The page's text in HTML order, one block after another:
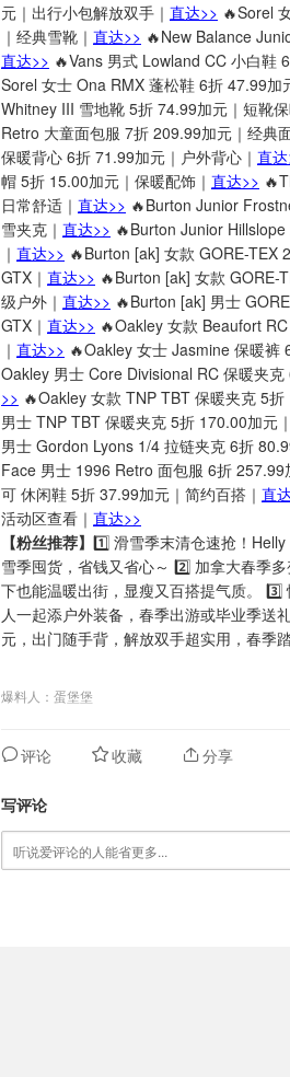
元｜出行小包解放双手｜ 直达>> 🔥Sorel
｜经典雪靴｜ 直达>> 🔥New Balance
直达>> 🔥Vans 男式 Lowland CC 小白鞋
Sorel 女士 Ona RMX 蓬松鞋 6折 47.99加
Whitney III 雪地靴 5折 74.99加元｜短靴保
Retro 大童面包服 7折 209.99加元｜经典
保暖背心 6折 71.99加元｜户外背心｜ 直
帽 5折 15.00加元｜保暖配饰｜ 直达>>
日常舒适｜ 直达>> 🔥Burton Junior
雪夹克｜ 直达>> 🔥Burton Junior
｜ 直达>> 🔥Burton [ak] 女款 GORE-TEX
GTX｜ 直达>> 🔥Burton [ak] 女款 GORE-
级户外｜ 直达>> 🔥Burton [ak] 男士
GTX｜ 直达>> 🔥Oakley 女款 Beaufort
｜ 直达>> 🔥Oakley 女士 Jasmine 保暖裤
Oakley 男士 Core Divisional RC 保暖夹
>> 🔥Oakley 女款 TNP TBT 保暖夹克 5折
男士 TNP TBT 保暖夹克 5折 170.00加元
男士 Gordon Lyons 1/4 拉链夹克 6折
Face 男士 1996 Retro 面包服 6折 257.99
可 休闲鞋 5折 37.99加元｜简约百搭｜ 直
活动区查看｜ 直达>>
【粉丝推荐】 1️⃣ 滑雪季末清仓速抢！
雪季囤货，省钱又省心～ 2️⃣ 加拿大春季
下也能温暖出街，显瘦又百搭提气质。
人一起添户外装备，春季出游或毕业季送
元，出门随手背，解放双手超实用，春季踏
爆料人：蛋堡堡
评论 收藏 分享
写评论